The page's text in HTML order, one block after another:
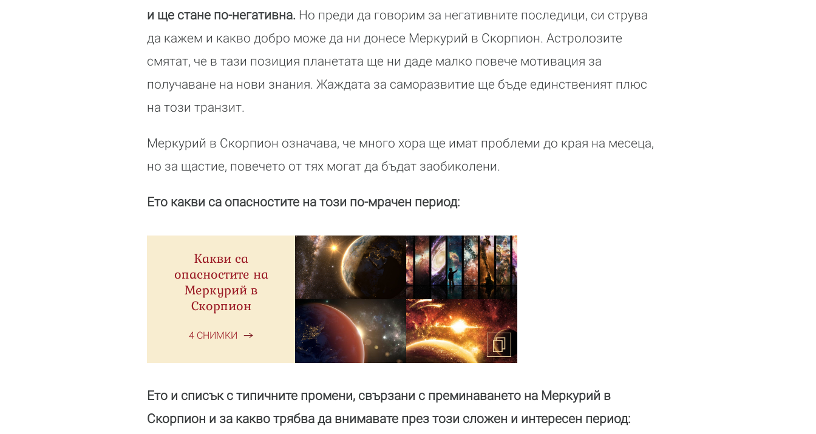
и ще стане по-негативна. Но преди да говорим за негативните последици, си струва
да кажем и какво добро може да ни донесе Меркурий в Скорпион. Астролозите
смятат, че в тази позиция планетата ще ни даде малко повече мотивация за
получаване на нови знания. Жаждата за саморазвитие ще бъде единственият плюс
на този транзит.
Меркурий в Скорпион означава, че много хора ще имат проблеми до края на месеца,
но за щастие, повечето от тях могат да бъдат заобиколени.
Ето какви са опасностите на този по-мрачен период:
Какви са
опасностите на
Меркурий в
Скорпион
4 СНИМКИ
Ето и списък с типичните промени, свързани с преминаването на Меркурий в
Скорпион и за какво трябва да внимавате през този сложен и интересен период: